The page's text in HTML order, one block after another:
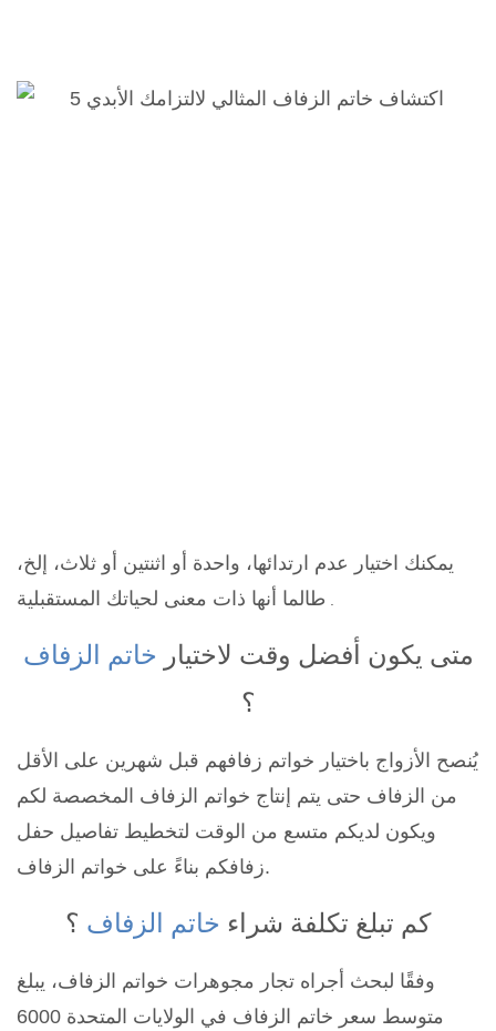
يمكنك اختيار عدم ارتدائها، واحدة أو اثنتين أو ثلاث، إلخ،
طالما أنها ذات معنى لحياتك المستقبلية .
متى يكون أفضل وقت لاختيار خاتم الزفاف
؟
يُنصح الأزواج باختيار خواتم زفافهم قبل شهرين على الأقل
من الزفاف حتى يتم إنتاج خواتم الزفاف المخصصة لكم
ويكون لديكم متسع من الوقت لتخطيط تفاصيل حفل
زفافكم بناءً على خواتم الزفاف.
كم تبلغ تكلفة شراء خاتم الزفاف ؟
وفقًا لبحث أجراه تجار مجوهرات خواتم الزفاف، يبلغ
متوسط ​​سعر خاتم الزفاف في الولايات المتحدة 6000